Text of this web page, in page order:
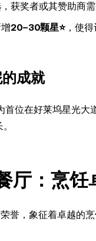
，获奖者或其赞助商
20–30颗星⭐，使得
成就
首位在好莱坞星光
厅：烹饪
誉，象征着卓越的